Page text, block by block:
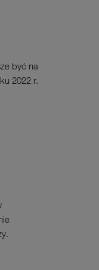
być na
2022 r.